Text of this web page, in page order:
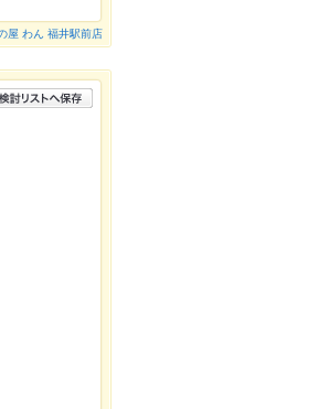
屋 わん 福井駅前店